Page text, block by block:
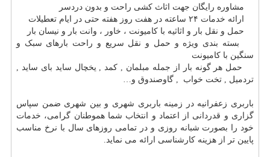
مشاوره رایگان جهت اثاث کشی راحت و بدون دردسر
ارائه خدمات ۲۴ ساعته در هفت روز هفته حتی در ایام تعطیلات
حمل و نقل بار و اثاثیه با کامیونت ، خاور ، وانت بار و نیسان بار
بسته بندی ویژه و حمل و نقل سریع و راحت بارهای سبک و
سنگین با کامیونت
حمل هر گونه بار از جمله مبلمان , کمد , یخچال ساید بای ساید ,
تردمیل , تخت خواب , گاوصندوق و
باربری زعفرانیه در زمینه باربری شهری و بین شهری ضمن سپاس
گزاری و قدردانی از اعتماد و انتخاب شما هموطنان گرامی، خدمات
خود را بصورت شبانه روزی و در تمامی روزهای سال با نرخ مناسب
پایین تر از هزینه کارشناسی ارائه می نماید.